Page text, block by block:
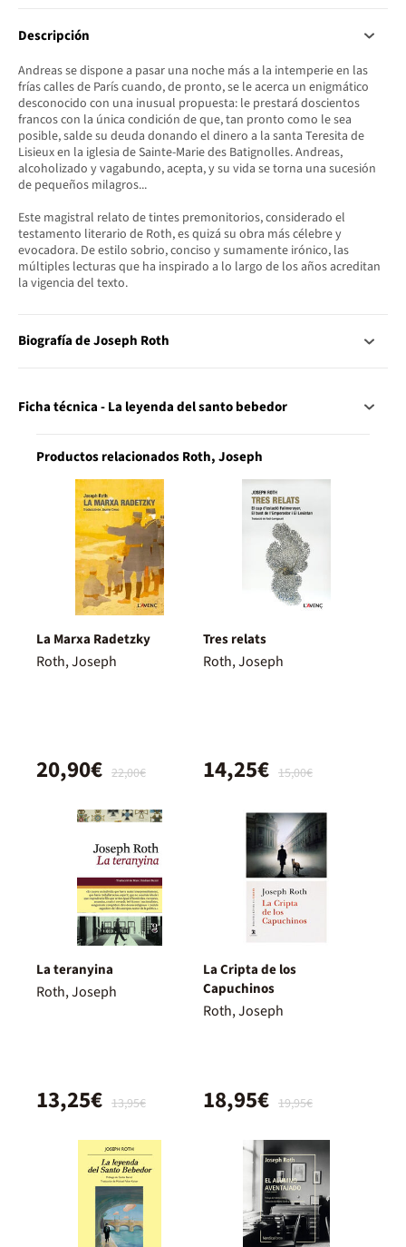
Descripción
Andreas se dispone a pasar una noche más a la intemperie en las
frías calles de París cuando, de pronto, se le acerca un enigmático
desconocido con una inusual propuesta: le prestará doscientos
francos con la única condición de que, tan pronto como le sea
posible, salde su deuda donando el dinero a la santa Teresita de
Lisieux en la iglesia de Sainte-Marie des Batignolles. Andreas,
alcoholizado y vagabundo, acepta, y su vida se torna una sucesión
de pequeños milagros...
Este magistral relato de tintes premonitorios, considerado el
testamento literario de Roth, es quizá su obra más célebre y
evocadora. De estilo sobrio, conciso y sumamente irónico, las
múltiples lecturas que ha inspirado a lo largo de los años acreditan
la vigencia del texto.
Biografía de Joseph Roth
Ficha técnica - La leyenda del santo bebedor
Productos relacionados Roth, Joseph
La Marxa Radetzky
Roth, Joseph
22,00€
20,90€
Tres relats
Roth, Joseph
15,00€
14,25€
La teranyina
Roth, Joseph
13,95€
13,25€
La Cripta de los
Capuchinos
Roth, Joseph
19,95€
18,95€